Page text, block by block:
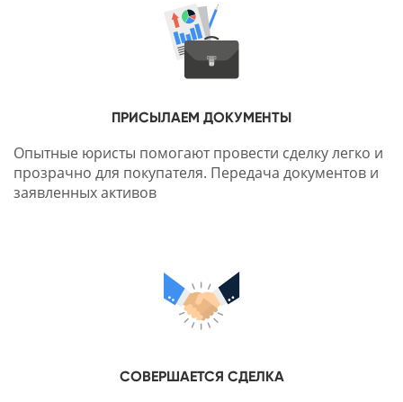
ПРИСЫЛАЕМ ДОКУМЕНТЫ
Опытные юристы помогают провести сделку легко и
прозрачно для покупателя. Передача документов и
заявленных активов
СОВЕРШАЕТСЯ СДЕЛКА